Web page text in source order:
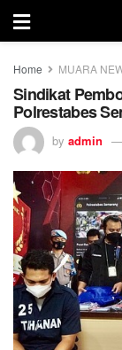
Home MUARA
Sindikat
Polrestabes
by admin